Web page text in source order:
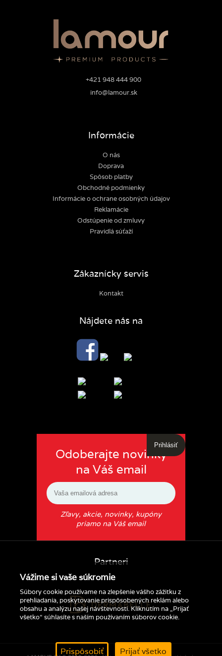
Vážime si vaše súkromie
Súbory cookie používame na zlepšenie vášho zážitku z
prehliadania, poskytovanie prispôsobených reklám alebo
obsahu a analýzu našej návštevnosti. Kliknutím na „Prijať
všetko“ súhlasíte s naším používaním súborov cookie.
Prispôsobiť Prijať všetko
+421 948 444 900
info@lamour.sk
Informácie
O nás
Doprava
Spôsob platby
Obchodné podmienky
Informácie o ochrane osobných údajov
Reklamácie
Odstúpenie od zmluvy
Pravidlá súťaží
Zákaznícky servis
Kontakt
Nájdete nás na
Odoberajte novinky
na Váš email
Prihlásiť
Zľavy, akcie, novinky, kupóny
priamo na Váš email
Partneri